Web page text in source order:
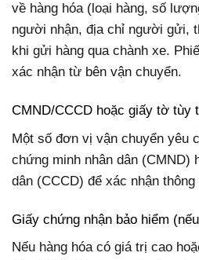
về hàng hóa (loại hàng, số
người nhận, địa chỉ người gửi,
khi gửi hàng qua chành xe.
xác nhận từ bên vận chuyển.
CMND/CCCD hoặc giấy tờ tùy
Một số đơn vị vận chuyển yêu
chứng minh nhân dân (CMND)
dân (CCCD) để xác nhận
Giấy chứng nhận bảo hiểm
Nếu hàng hóa có giá trị cao